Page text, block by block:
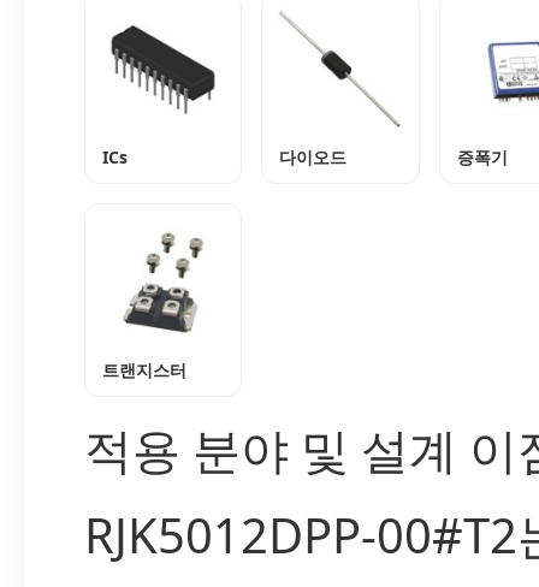
ICs 다이오드 증폭기
트랜지스터
적용 분야 및 설계 이
RJK5012DPP-